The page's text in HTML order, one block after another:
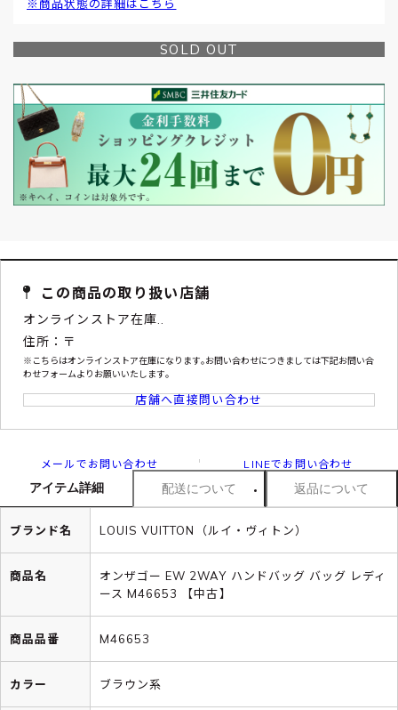
※商品状態の詳細はこちら
SOLD OUT
この商品の取り扱い店舗
オンラインストア在庫..
住所：〒
※こちらはオンラインストア在庫になります｡お問い合わせにつきましては下記お問い合
わせフォームよりお願いいたします｡
店舗へ直接問い合わせ
メールでお問い合わせ LINEでお問い合わせ
アイテム詳細 配送について 返品について
ブランド名 LOUIS VUITTON（ルイ・ヴィトン）
商品名
オンザゴー EW 2WAY ハンドバッグ バッグ レディ
ース M46653 【中古】
商品品番 M46653
カラー ブラウン系